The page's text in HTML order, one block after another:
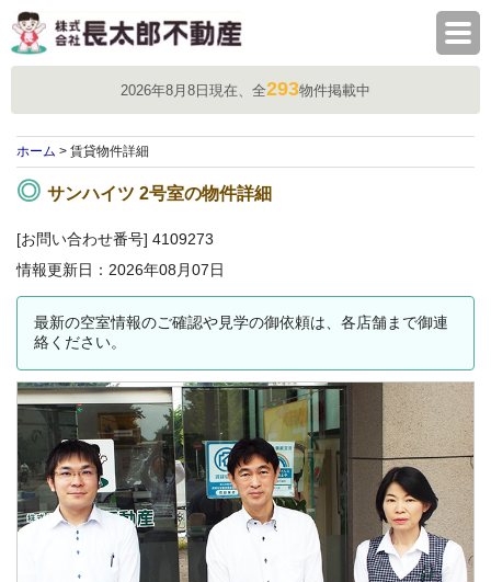
2026年8月8日現在、全293物件掲載中
ホーム > 賃貸物件詳細
サンハイツ 2号室の物件詳細
[お問い合わせ番号] 4109273
情報更新日：2026年08月07日
最新の空室情報のご確認や見学の御依頼は、各店舗まで御連
絡ください。